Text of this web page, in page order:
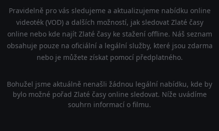
Pravidelně pro vás sledujeme a aktualizujeme nabídku online
videoték (VOD) a dalších možností, jak sledovat Zlaté časy
online nebo kde najít Zlaté časy ke stažení offline. Náš seznam
obsahuje pouze na oficiální a legální služby, které jsou zdarma
nebo je můžete získat pomocí předplatného.
Bohužel jsme aktuálně nenašli žádnou legální nabídku, kde by
bylo možné pořad Zlaté časy online sledovat. Níže uvádíme
souhrn informací o filmu.